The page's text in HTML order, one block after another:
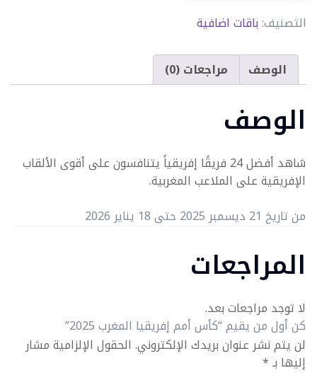
التصنيف:باقات اضافية
الوصف مراجعات (0)
الوصف
شاهد أفضل 24 فريقًا إفريقياً يتنافسون على أقوى الألقاب
الإفريقية على الملاعب المغربية.
من تاريخ 21 ديسمبر 2025 حتى 18 يناير 2026
المراجعات
لا توجد مراجعات بعد.
كن أول من يقيم “كأس أمم إفريقيا المغرب 2025”
لن يتم نشر عنوان بريدك الإلكتروني. الحقول الإلزامية مشار
إليها بـ*